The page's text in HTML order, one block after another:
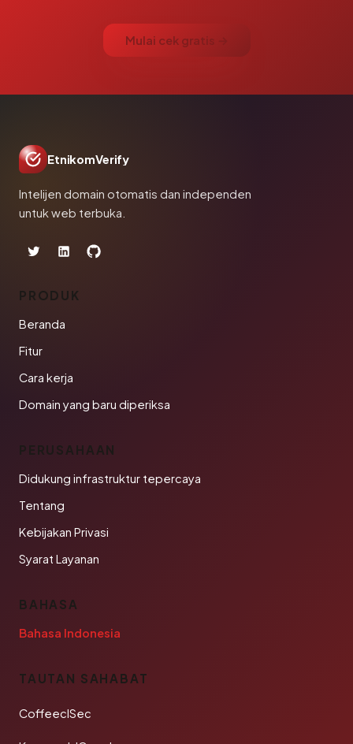
Mulai cek gratis →
EtnikomVerify
Intelijen domain otomatis dan independen
untuk web terbuka.
PRODUK
Beranda
Fitur
Cara kerja
Domain yang baru diperiksa
PERUSAHAAN
Didukung infrastruktur tepercaya
Tentang
Kebijakan Privasi
Syarat Layanan
BAHASA
Bahasa Indonesia
TAUTAN SAHABAT
CoffeeclSec